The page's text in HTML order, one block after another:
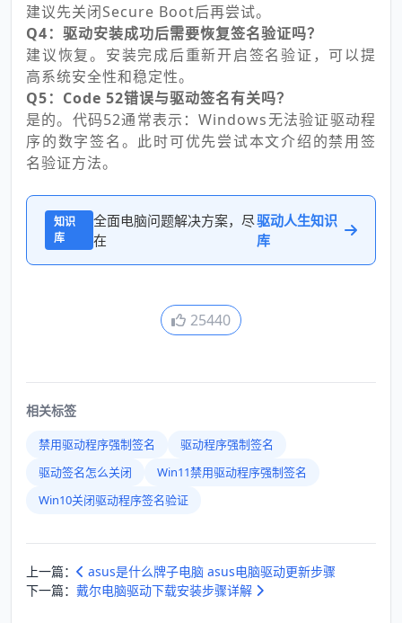
建议先关闭Secure Boot后再尝试。
Q4：驱动安装成功后需要恢复签名验证吗？
建议恢复。安装完成后重新开启签名验证，可以提
高系统安全性和稳定性。
Q5：Code 52错误与驱动签名有关吗？
是的。代码52通常表示：Windows无法验证驱动程
序的数字签名。此时可优先尝试本文介绍的禁用签
名验证方法。
知识
库
全面电脑问题解决方案，尽
在
驱动人生知识
库
25440
相关标签
禁用驱动程序强制签名
驱动程序强制签名
驱动签名怎么关闭
Win11禁用驱动程序强制签名
Win10关闭驱动程序签名验证
上一篇：
asus是什么牌子电脑 asus电脑驱动更新步骤
下一篇： 戴尔电脑驱动下载安装步骤详解